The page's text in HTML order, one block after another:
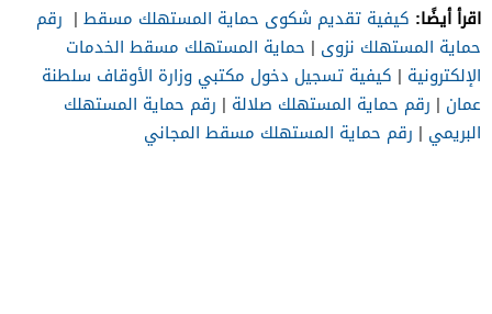
اقرأ أيضًا: كيفية تقديم شكوى حماية المستهلك مسقط | رقم
حماية المستهلك نزوى | حماية المستهلك مسقط الخدمات
الإلكترونية | كيفية تسجيل دخول مكتبي وزارة الأوقاف سلطنة
عمان | رقم حماية المستهلك صلالة | رقم حماية المستهلك
البريمي | رقم حماية المستهلك مسقط المجاني